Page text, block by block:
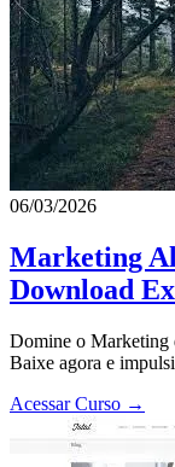
06/03/2026
Marketing
Download
Domine o Marketing
Baixe agora e
Acessar Curso →